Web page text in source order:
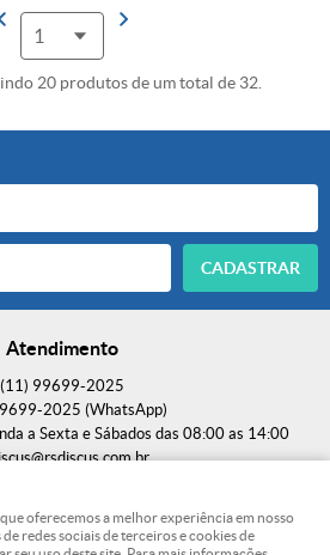
20 produtos de um total de 32.
CADASTRAR
Atendimento
(11) 99699-2025
2025 (WhatsApp)
a Sexta e Sábados das 08:00 as 14:00
Endereço
VISITAÇÃO / SEM RETIRADA);-Parque Edu
oferecemos a melhor experiência em nosso
redes sociais de terceiros e cookies de